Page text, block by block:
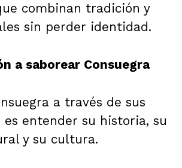
combinan tradición y
sin perder identidad.
a saborear Consuegra
a través de sus
es entender su historia, su
y su cultura.